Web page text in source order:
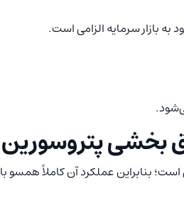
به بازار سرمایه الزامی است.
بخشی پتروسورین
بنابراین عملکرد آن کاملاً همسو با